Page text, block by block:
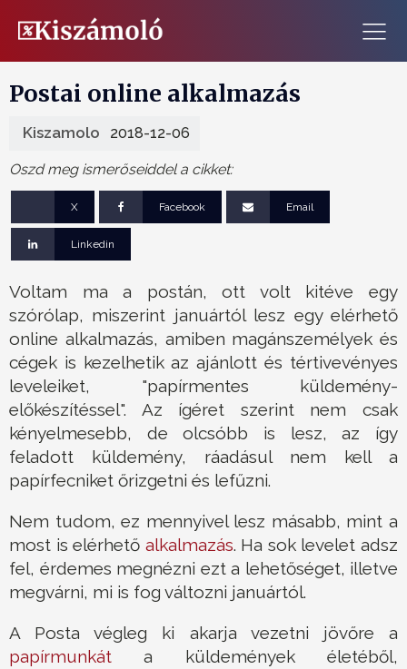
Postai online alkalmazás
Kiszamolo 2018-12-06
Oszd meg ismerőseiddel a cikket:
X Facebook Email
Linkedin
Voltam ma a postán, ott volt kitéve egy
szórólap, miszerint januártól lesz egy elérhető
online alkalmazás, amiben magánszemélyek és
cégek is kezelhetik az ajánlott és tértivevényes
leveleiket, "papírmentes küldemény-
előkészítéssel". Az ígéret szerint nem csak
kényelmesebb, de olcsóbb is lesz, az így
feladott küldemény, ráadásul nem kell a
papírfecniket őrizgetni és lefűzni.
Nem tudom, ez mennyivel lesz másabb, mint a
most is elérhető alkalmazás. Ha sok levelet adsz
fel, érdemes megnézni ezt a lehetőséget, illetve
megvárni, mi is fog változni januártól.
A Posta végleg ki akarja vezetni jövőre a
papírmunkát a küldemények életéből,